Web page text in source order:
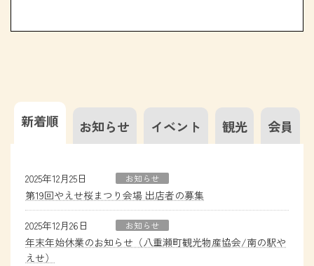
新着順 お知らせ イベント 観光 会員
2025年12月25日 お知らせ
第19回やえせ桜まつり会場 出店者の募集
2025年12月26日 お知らせ
年末年始休業のお知らせ（八重瀬町観光物産協会/南の駅や
えせ）